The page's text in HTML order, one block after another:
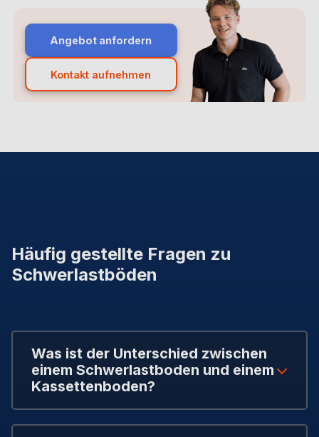
Angebot anfordern
Kontakt aufnehmen
Häufig gestellte Fragen zu
Schwerlastböden
Was ist der Unterschied zwischen
einem Schwerlastboden und einem
Kassettenboden?